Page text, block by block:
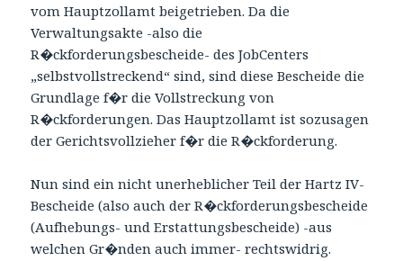
vom Hauptzollamt beigetrieben. Da die
Verwaltungsakte -also die
R�ckforderungsbescheide- des JobCenters
„selbstvollstreckend“ sind, sind diese Bescheide die
Grundlage f�r die Vollstreckung von
R�ckforderungen. Das Hauptzollamt ist sozusagen
der Gerichtsvollzieher f�r die R�ckforderung.
Nun sind ein nicht unerheblicher Teil der Hartz IV-
Bescheide (also auch der R�ckforderungsbescheide
(Aufhebungs- und Erstattungsbescheide) -aus
welchen Gr�nden auch immer- rechtswidrig.